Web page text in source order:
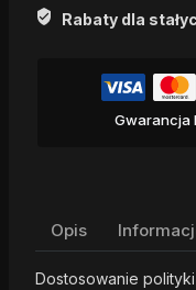
Rabaty dla
Gwarancja
Opis
Dostosowanie